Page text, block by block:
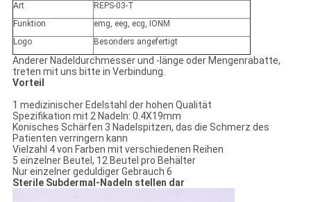
Art
REPS-03-T
Funktion
emg, eeg, ecg, IONM
Logo
Besonders angefertigt
Anderer Nadeldurchmesser und -länge oder Mengenrabatte,
treten mit uns bitte in Verbindung.
Vorteil
1 medizinischer Edelstahl der hohen Qualität
Spezifikation mit 2 Nadeln: 0.4X19mm
Konisches Schärfen 3 Nadelspitzen, das die Schmerz des
Patienten verringern kann
Vielzahl 4 von Farben mit verschiedenen Reihen
5 einzelner Beutel, 12 Beutel pro Behälter
Nur einzelner geduldiger Gebrauch 6
Sterile Subdermal-Nadeln stellen dar